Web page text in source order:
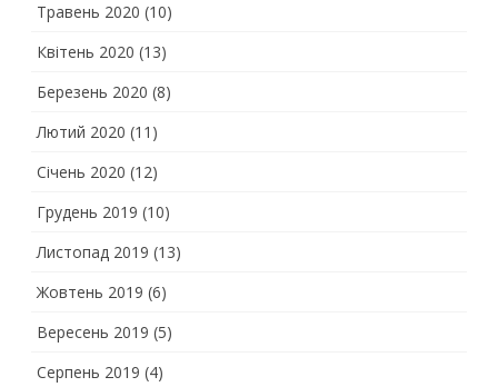
Травень 2020 (10)
Квітень 2020 (13)
Березень 2020 (8)
Лютий 2020 (11)
Січень 2020 (12)
Грудень 2019 (10)
Листопад 2019 (13)
Жовтень 2019 (6)
Вересень 2019 (5)
Серпень 2019 (4)